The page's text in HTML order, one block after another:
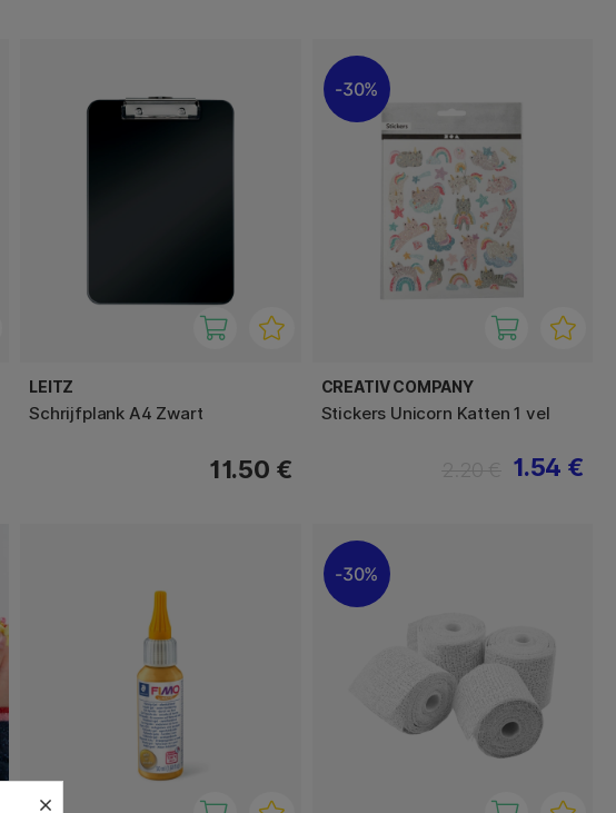
LEITZ
Schrijfplank A4 Zwart
11.50 €
30%
CREATIV COMPANY
Stickers Unicorn Katten 1 vel
1.54 €
30%